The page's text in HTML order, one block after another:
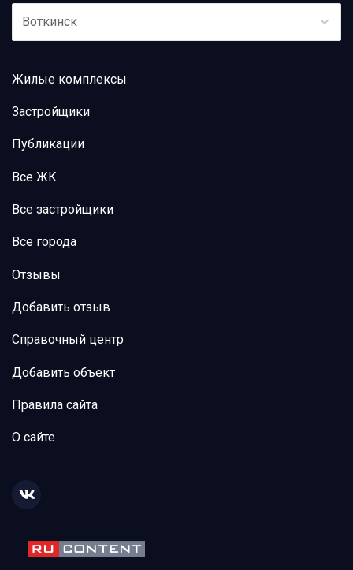
Воткинск
Жилые комплексы
Застройщики
Публикации
Все ЖК
Все застройщики
Все города
Отзывы
Добавить отзыв
Справочный центр
Добавить объект
Правила сайта
О сайте